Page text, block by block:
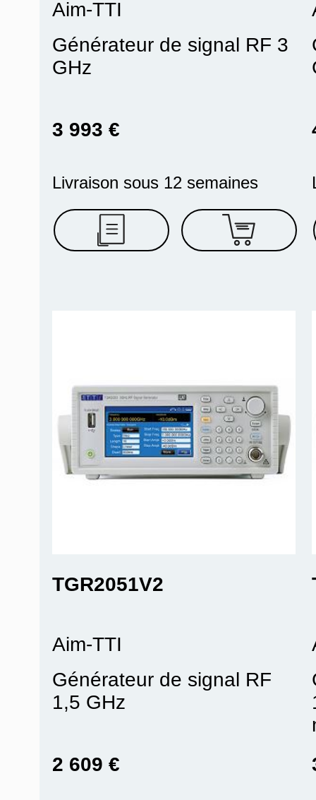
Aim-TTI
Générateur de signal RF 3
GHz
3 993 €
Livraison sous 12 semaines
TGR2051V2
Aim-TTI
Générateur de signal RF
1,5 GHz
2 609 €